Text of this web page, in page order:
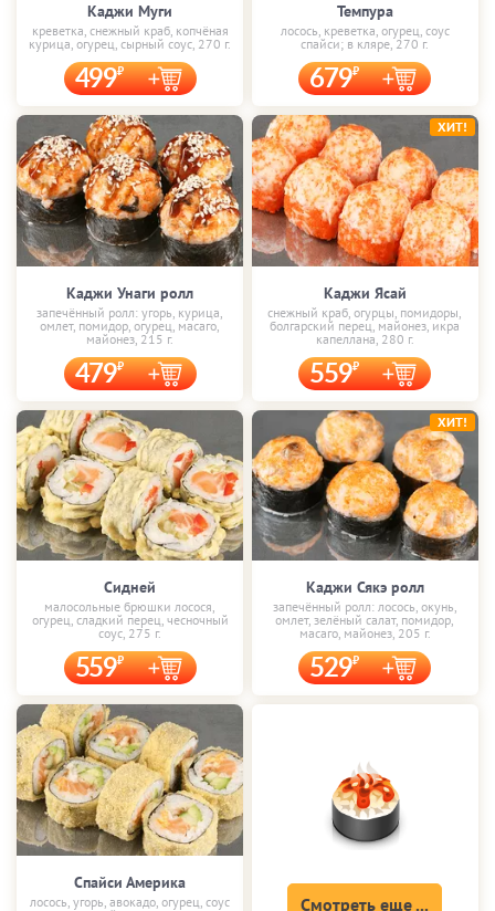
Каджи Муги
креветка, снежный краб, копчёная
курица, огурец, сырный соус, 270 г.
499
Темпура
лосось, креветка, огурец, соус
спайси; в кляре, 270 г.
679
Каджи Унаги ролл
запечённый ролл: угорь, курица,
омлет, помидор, огурец, масаго,
майонез, 215 г.
479
Каджи Ясай
снежный краб, огурцы, помидоры,
болгарский перец, майонез, икра
капеллана, 280 г.
559
ХИТ!
Сидней
малосольные брюшки лосося,
огурец, сладкий перец, чесночный
соус, 275 г.
559
Каджи Сякэ ролл
запечённый ролл: лосось, окунь,
омлет, зелёный салат, помидор,
масаго, майонез, 205 г.
529
ХИТ!
Спайси Америка
лосось, угорь, авокадо, огурец, соус
Смотреть еще ...